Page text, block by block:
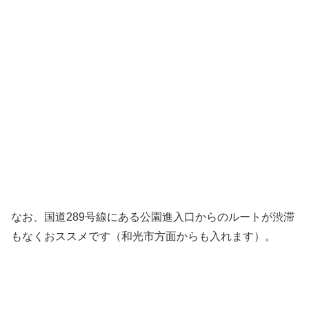
なお、国道289号線にある公園進入口からのルートが渋滞
もなくおススメです（和光市方面からも入れます）。